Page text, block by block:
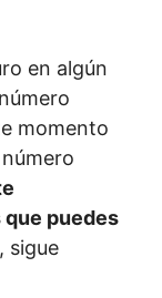
en algún
momento
puedes
sigue